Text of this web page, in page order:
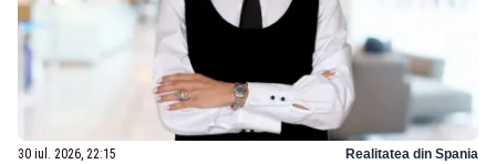
30 iul. 2026, 22:15 Realitatea din Spania